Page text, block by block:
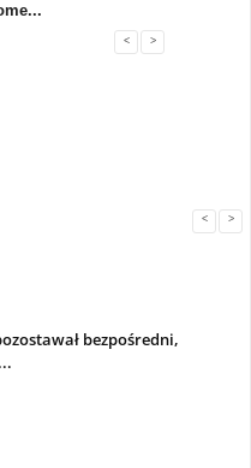
< >
< >
bezpośredni,